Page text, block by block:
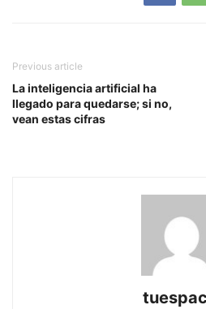
Previous article
La inteligencia artificial ha
llegado para quedarse; si no,
vean estas cifras